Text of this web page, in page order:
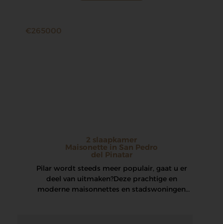
€265000
2 slaapkamer
Maisonette in San Pedro
del Pinatar
Pilar wordt steeds meer populair, gaat u er
deel van uitmaken? Deze prachtige en
moderne maisonnettes en stadswoningen